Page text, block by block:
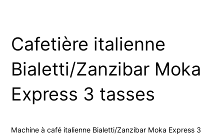
Cafetière italienne
Bialetti/Zanzibar Moka
Express 3 tasses
Machine à café italienne Bialetti/Zanzibar Moka Express 3